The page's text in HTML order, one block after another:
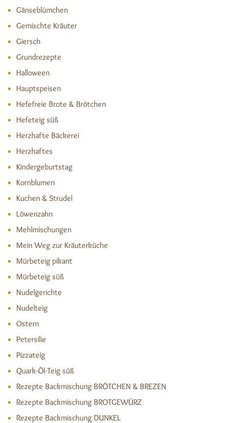
Gänseblümchen
Gemischte Kräuter
Giersch
Grundrezepte
Halloween
Hauptspeisen
Hefefreie Brote & Brötchen
Hefeteig süß
Herzhafte Bäckerei
Herzhaftes
Kindergeburtstag
Kornblumen
Kuchen & Strudel
Löwenzahn
Mehlmischungen
Mein Weg zur Kräuterküche
Mürbeteig pikant
Mürbeteig süß
Nudelgerichte
Nudelteig
Ostern
Petersilie
Pizzateig
Quark-Öl-Teig süß
Rezepte Backmischung BRÖTCHEN & BREZEN
Rezepte Backmischung BROTGEWÜRZ
Rezepte Backmischung DUNKEL